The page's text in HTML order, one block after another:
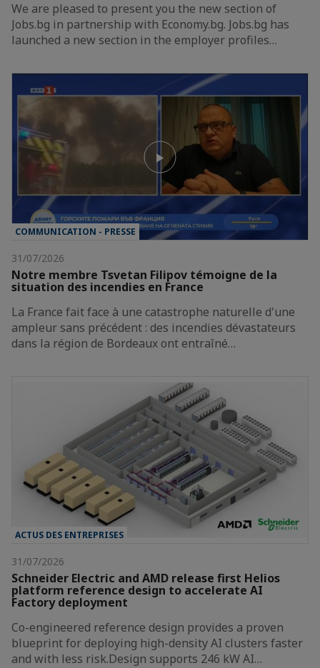
We are pleased to present you the new section of
Jobs.bg in partnership with Economy.bg. Jobs.bg has
launched a new section in the employer profiles…
COMMUNICATION - PRESSE
31/07/2026
Notre membre Tsvetan Filipov témoigne de la
situation des incendies en France
La France fait face à une catastrophe naturelle d'une
ampleur sans précédent : des incendies dévastateurs
dans la région de Bordeaux ont entraîné…
ACTUS DES ENTREPRISES
31/07/2026
Schneider Electric and AMD release first Helios
platform reference design to accelerate AI
Factory deployment
Co-engineered reference design provides a proven
blueprint for deploying high-density AI clusters faster
and with less risk.Design supports 246 kW AI…